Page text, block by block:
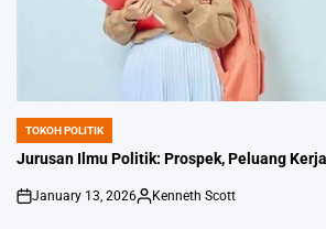
POSTED
IN
TOKOH POLITIK
Jurusan Ilmu Politik: Prospek, Peluang
on
January 13, 2026
Posted
Kenneth Scott